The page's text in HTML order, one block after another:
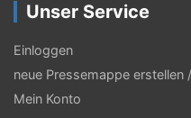
s
-
N
a
Unser Service
Einloggen
neue Pressemappe erstellen
Mein Konto